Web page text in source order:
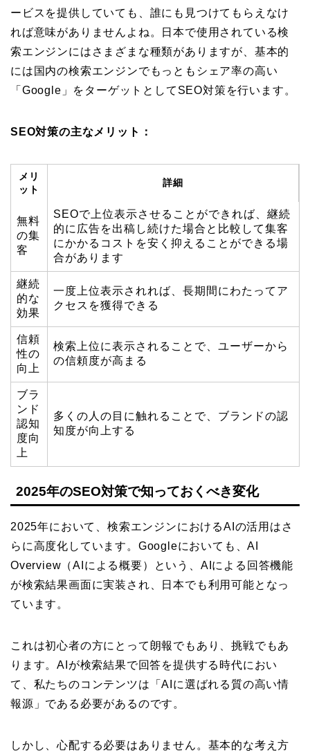
ービスを提供していても、誰にも見つけてもらえなけ
れば意味がありませんよね。日本で使用されている検
索エンジンにはさまざまな種類がありますが、基本的
には国内の検索エンジンでもっともシェア率の高い
「Google」をターゲットとしてSEO対策を行います。
SEO対策の主なメリット：
メリ
ット
詳細
無料
の集
客
SEOで上位表示させることができれば、継続
的に広告を出稿し続けた場合と比較して集客
にかかるコストを安く抑えることができる場
合があります
継続
的な
効果
一度上位表示されれば、長期間にわたってア
クセスを獲得できる
信頼
性の
向上
検索上位に表示されることで、ユーザーから
の信頼度が高まる
ブラ
ンド
認知
度向
上
多くの人の目に触れることで、ブランドの認
知度が向上する
2025年のSEO対策で知っておくべき変化
2025年において、検索エンジンにおけるAIの活用はさ
らに高度化しています。Googleにおいても、AI
Overview（AIによる概要）という、AIによる回答機能
が検索結果画面に実装され、日本でも利用可能となっ
ています。
これは初心者の方にとって朗報でもあり、挑戦でもあ
ります。AIが検索結果で回答を提供する時代におい
て、私たちのコンテンツは「AIに選ばれる質の高い情
報源」である必要があるのです。
しかし、心配する必要はありません。基本的な考え方